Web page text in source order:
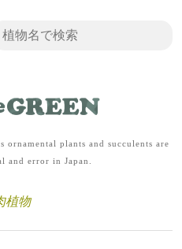
ornamental plants and succulents are
and error in Japan.
植物